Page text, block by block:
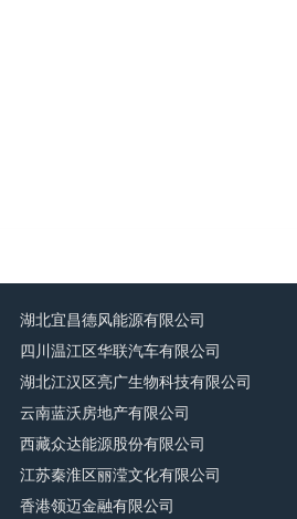
湖北宜昌德风能源有限公司
四川温江区华联汽车有限公司
湖北江汉区亮广生物科技有限公司
云南蓝沃房地产有限公司
西藏众达能源股份有限公司
江苏秦淮区丽滢文化有限公司
香港领迈金融有限公司